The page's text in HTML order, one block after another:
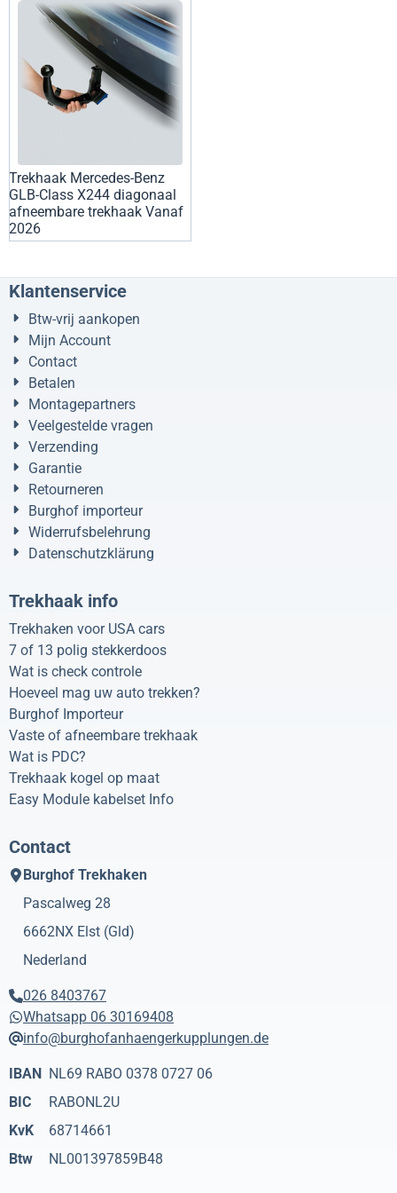
Trekhaak Mercedes-Benz
GLB-Class X244 diagonaal
afneembare trekhaak Vanaf
2026
Klantenservice
Btw-vrij aankopen
Mijn Account
Contact
Betalen
Montagepartners
Veelgestelde vragen
Verzending
Garantie
Retourneren
Burghof importeur
Widerrufsbelehrung
Datenschutzklärung
Trekhaak info
Trekhaken voor USA cars
7 of 13 polig stekkerdoos
Wat is check controle
Hoeveel mag uw auto trekken?
Burghof Importeur
Vaste of afneembare trekhaak
Wat is PDC?
Trekhaak kogel op maat
Easy Module kabelset Info
Contact
Burghof Trekhaken
Pascalweg 28
6662NX Elst (Gld)
Nederland
026 8403767
Whatsapp 06 30169408
info@burghofanhaengerkupplungen.de
IBAN NL69 RABO 0378 0727 06
BIC
RABONL2U
KvK
68714661
Btw
NL001397859B48